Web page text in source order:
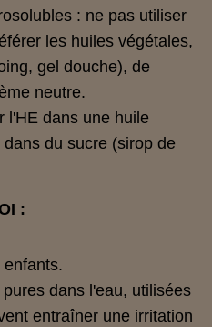
: ne pas utiliser
les huiles végétales,
gel douche), de
neutre.
l'HE dans une huile
du sucre (sirop de
:
enfants.
dans l'eau, utilisées
entraîner une irritation